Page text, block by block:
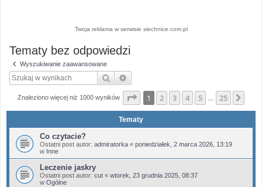
Twoja reklama w serwisie siechnice.com.pl
Tematy bez odpowiedzi
Wyszukiwanie zaawansowane
Szukaj
Znaleziono więcej niż 1000 wyników Strona z25
1 2 3 4 5 25
Tematy
Co czytacie?
Ostatni post autor: admiratorka « poniedziałek, 2 marca 2026, 13:19
w Inne
Leczenie jaskry
Ostatni post autor: cut « wtorek, 23 grudnia 2025, 08:37
w Ogólne